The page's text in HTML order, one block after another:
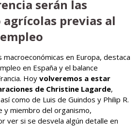
serán las
previas al
macroeconómicas en Europa, destaca
en España y el balance
Hoy volveremos a estar
de Christine Lagarde,
como de Luis de Guindos y Philip R.
y miembro del organismo,
ver si se desvela algún detalle en